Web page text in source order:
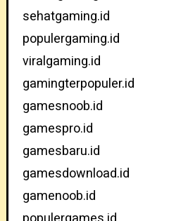
sehatgaming.id
populergaming.id
viralgaming.id
gamingterpopuler.id
gamesnoob.id
gamespro.id
gamesbaru.id
gamesdownload.id
gamenoob.id